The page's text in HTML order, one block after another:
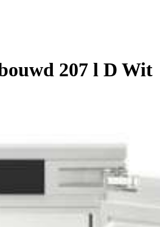
207 l D Wit